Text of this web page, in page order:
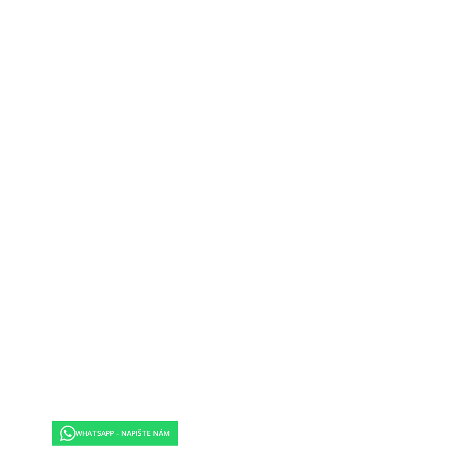
uvedené vybavení)
nutná
WHATSAPP - NAPIŠTE NÁM